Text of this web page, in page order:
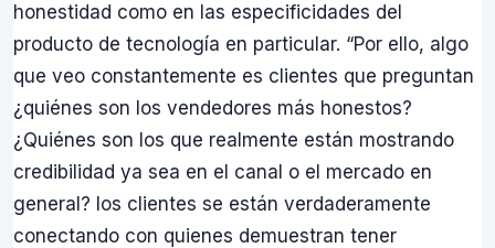
honestidad como en las especificidades del
producto de tecnología en particular. “Por ello, algo
que veo constantemente es clientes que preguntan
¿quiénes son los vendedores más honestos?
¿Quiénes son los que realmente están mostrando
credibilidad ya sea en el canal o el mercado en
general? los clientes se están verdaderamente
conectando con quienes demuestran tener